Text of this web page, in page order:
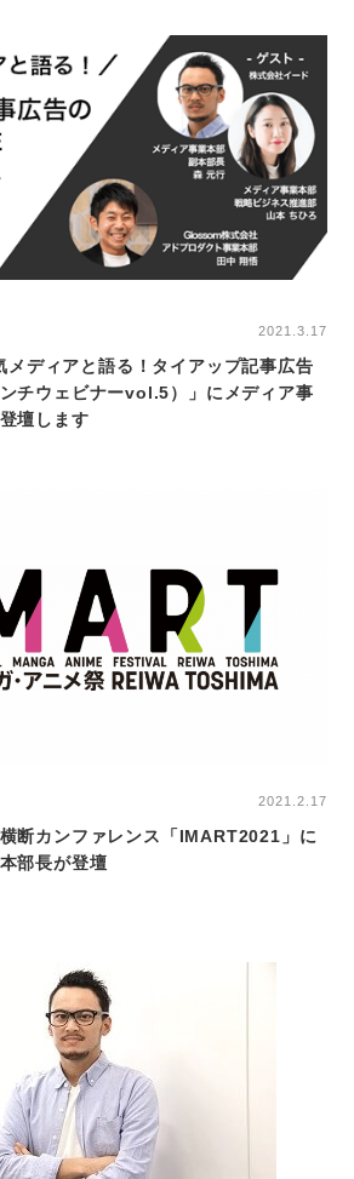
2021.3.17
ディアと語る！タイアップ記事広告
チウェビナーvol.5）」にメディア事
壇します
2021.2.17
断カンファレンス「IMART2021」に
部長が登壇